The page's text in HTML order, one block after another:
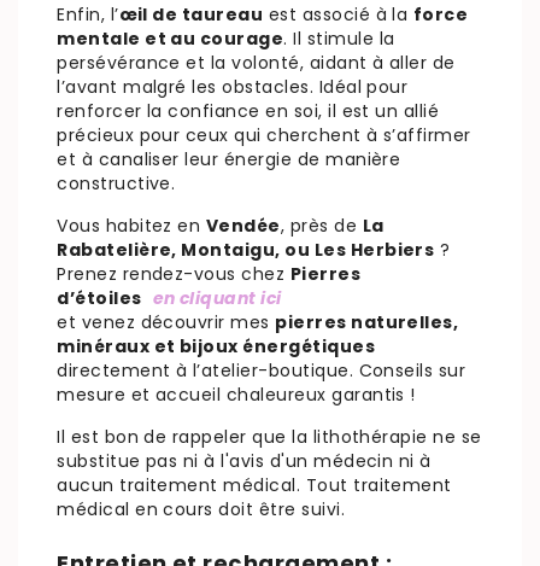
Enfin, l’œil de taureau est associé à la force
mentale et au courage. Il stimule la
persévérance et la volonté, aidant à aller de
l’avant malgré les obstacles. Idéal pour
renforcer la confiance en soi, il est un allié
précieux pour ceux qui cherchent à s’affirmer
et à canaliser leur énergie de manière
constructive.
Vous habitez en Vendée, près de La
Rabatelière, Montaigu, ou Les Herbiers ?
Prenez rendez-vous chez Pierres
d’étoiles en cliquant ici
et venez découvrir mes pierres naturelles,
minéraux et bijoux énergétiques
directement à l’atelier-boutique. Conseils sur
mesure et accueil chaleureux garantis !
Il est bon de rappeler que la lithothérapie ne se
substitue pas ni à l'avis d'un médecin ni à
aucun traitement médical. Tout traitement
médical en cours doit être suivi.